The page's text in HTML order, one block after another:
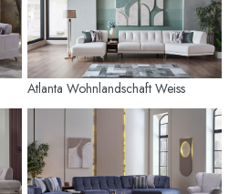
Atlanta Wohnlandschaft Weiss